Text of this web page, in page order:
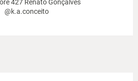
427 Renato Gonçalves
@k.a.conceito